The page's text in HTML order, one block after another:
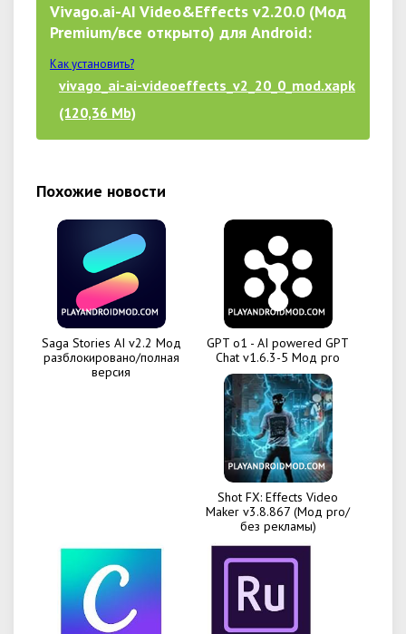
Vivago.ai-AI Video&Effects v2.20.0 (Мод
Premium/все открыто) для Android:
Как установить?
vivago_ai-ai-videoeffects_v2_20_0_mod.xapk
(120,36 Mb)
Похожие новости
Saga Stories AI v2.2 Мод
разблокировано/полная
версия
GPT o1 - AI powered GPT
Chat v1.6.3-5 Мод pro
Shot FX: Effects Video
Maker v3.8.867 (Мод pro/
без рекламы)